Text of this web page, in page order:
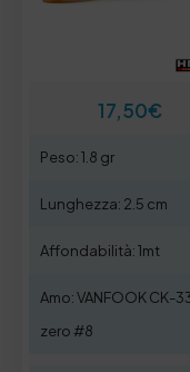
17,50€
Peso: 1.8 gr
Lunghezza: 2.5 cm
Affondabilità: 1mt
Amo: VANFOOK CK-
zero #8